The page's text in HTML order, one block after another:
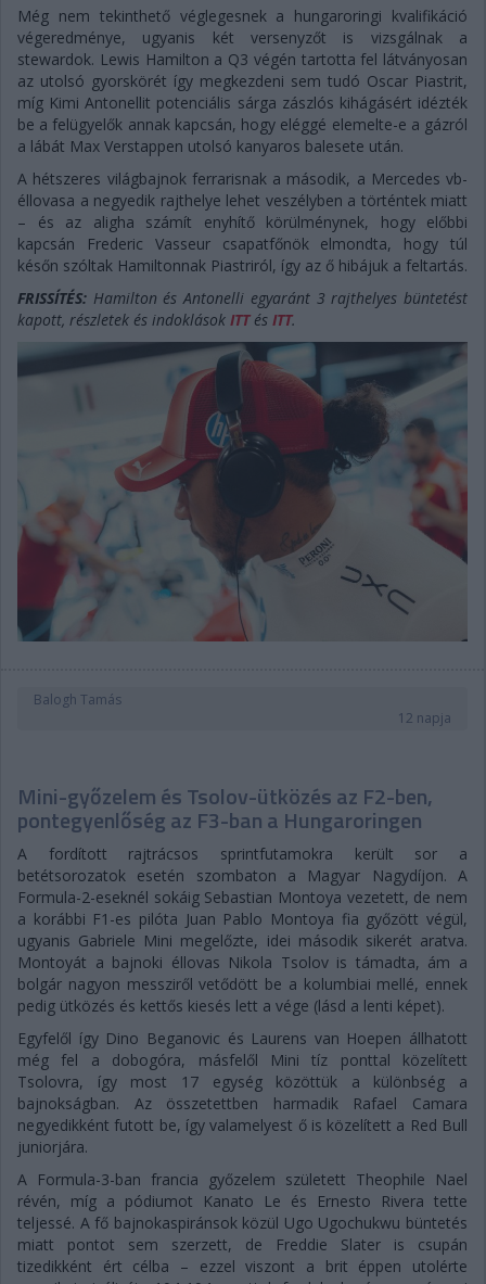
Még nem tekinthető véglegesnek a hungaroringi kvalifikáció
végeredménye, ugyanis két versenyzőt is vizsgálnak a
stewardok. Lewis Hamilton a Q3 végén tartotta fel látványosan
az utolsó gyorskörét így megkezdeni sem tudó Oscar Piastrit,
míg Kimi Antonellit potenciális sárga zászlós kihágásért idézték
be a felügyelők annak kapcsán, hogy eléggé elemelte-e a gázról
a lábát Max Verstappen utolsó kanyaros balesete után.
A hétszeres világbajnok ferrarisnak a második, a Mercedes vb-
éllovasa a negyedik rajthelye lehet veszélyben a történtek miatt
– és az aligha számít enyhítő körülménynek, hogy előbbi
kapcsán Frederic Vasseur csapatfőnök elmondta, hogy túl
későn szóltak Hamiltonnak Piastriról, így az ő hibájuk a feltartás.
FRISSÍTÉS: Hamilton és Antonelli egyaránt 3 rajthelyes büntetést
kapott, részletek és indoklások ITTés ITT.
Balogh Tamás
12 napja
Mini-győzelem és Tsolov-ütközés az F2-ben,
pontegyenlőség az F3-ban a Hungaroringen
A fordított rajtrácsos sprintfutamokra került sor a
betétsorozatok esetén szombaton a Magyar Nagydíjon. A
Formula-2-eseknél sokáig Sebastian Montoya vezetett, de nem
a korábbi F1-es pilóta Juan Pablo Montoya fia győzött végül,
ugyanis Gabriele Mini megelőzte, idei második sikerét aratva.
Montoyát a bajnoki éllovas Nikola Tsolov is támadta, ám a
bolgár nagyon messziről vetődött be a kolumbiai mellé, ennek
pedig ütközés és kettős kiesés lett a vége (lásd a lenti képet).
Egyfelől így Dino Beganovic és Laurens van Hoepen állhatott
még fel a dobogóra, másfelől Mini tíz ponttal közelített
Tsolovra, így most 17 egység közöttük a különbség a
bajnokságban. Az összetettben harmadik Rafael Camara
negyedikként futott be, így valamelyest ő is közelített a Red Bull
juniorjára.
A Formula-3-ban francia győzelem született Theophile Nael
révén, míg a pódiumot Kanato Le és Ernesto Rivera tette
teljessé. A fő bajnokaspiránsok közül Ugo Ugochukwu büntetés
miatt pontot sem szerzett, de Freddie Slater is csupán
tizedikként ért célba – ezzel viszont a brit éppen utolérte